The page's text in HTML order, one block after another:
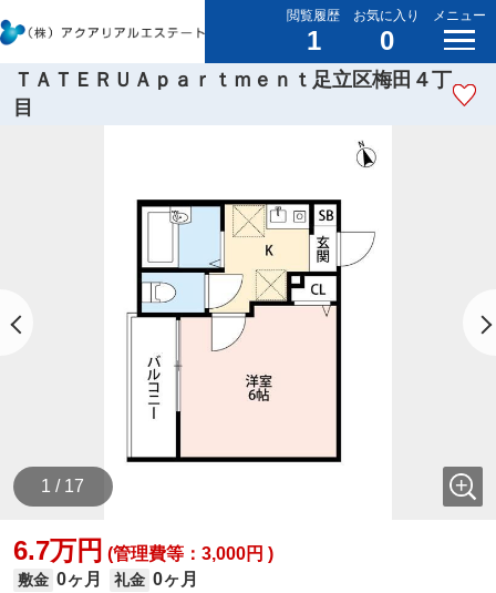
閲覧履歴
1
お気に入り
0
メニュー
ＴＡＴＥＲＵＡｐａｒｔｍｅｎｔ足立区梅田４丁
目
1 / 17
6.7万円 (管理費等：3,000円 )
敷金 0ヶ月 礼金 0ヶ月